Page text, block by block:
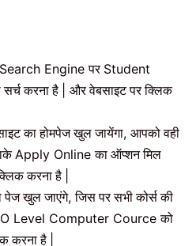
Search Engineपर Student
करना है
और वेबसाइट पर क्लिक
का होमपेज खुल जायेंगा, आपको वही
Apply Onlineका ऑप्शन मिल
करना है
पेज खुल जाएंगे,जिस पर सभी कोर्स की
O Level Computer Courceको
करना है